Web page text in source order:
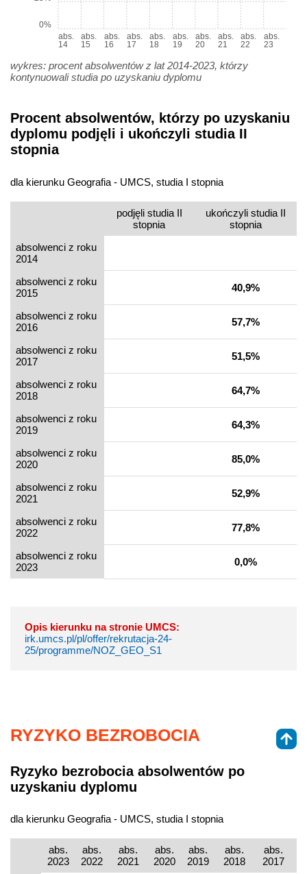
abs.
14
abs.
15
abs.
16
abs.
17
abs.
18
abs.
19
abs.
20
abs.
21
abs.
22
abs.
23
0%
wykres: procent absolwentów z lat 2014-2023, którzy
kontynuowali studia po uzyskaniu dyplomu
Procent absolwentów, którzy po uzyskaniu
dyplomu podjęli i ukończyli studia II
stopnia
dla kierunku Geografia - UMCS, studia I stopnia
podjęli studia II
stopnia
ukończyli studia II
stopnia
absolwenci z roku
2014
absolwenci z roku
2015
40,9%
absolwenci z roku
2016
57,7%
absolwenci z roku
2017
51,5%
absolwenci z roku
2018
64,7%
absolwenci z roku
2019
64,3%
absolwenci z roku
2020
85,0%
absolwenci z roku
2021
52,9%
absolwenci z roku
2022
77,8%
absolwenci z roku
2023
0,0%
Opis kierunku na stronie UMCS:
irk.umcs.pl/pl/offer/rekrutacja-24-
25/programme/NOZ_GEO_S1
RYZYKO BEZROBOCIA
Ryzyko bezrobocia absolwentów po
uzyskaniu dyplomu
dla kierunku Geografia - UMCS, studia I stopnia
abs.
2023
abs.
2022
abs.
2021
abs.
2020
abs.
2019
abs.
2018
abs.
2017